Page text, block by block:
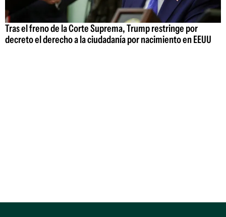
Tras el freno de la Corte Suprema, Trump restringe por
decreto el derecho a la ciudadanía por nacimiento en EEUU